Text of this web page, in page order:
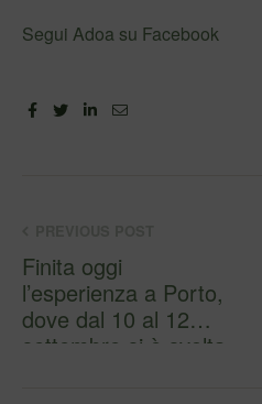
Segui Adoa su Facebook
FacebookTwitterLinkedin
Email
Finita oggi
l’esperienza a Porto,
dove dal 10 al 12
settembre si è svolta